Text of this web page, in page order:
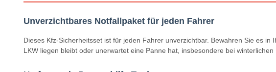
Unverzichtbares Notfallpaket für jeden Fahrer
Dieses Kfz-Sicherheitsset ist für jeden Fahrer unverzichtbar. Bewahren Sie es
LKW liegen bleibt oder unerwartet eine Panne hat, insbesondere bei